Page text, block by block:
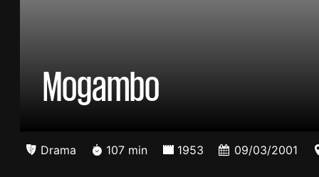
Mogambo
Drama 107 min 1953 09/03/2001